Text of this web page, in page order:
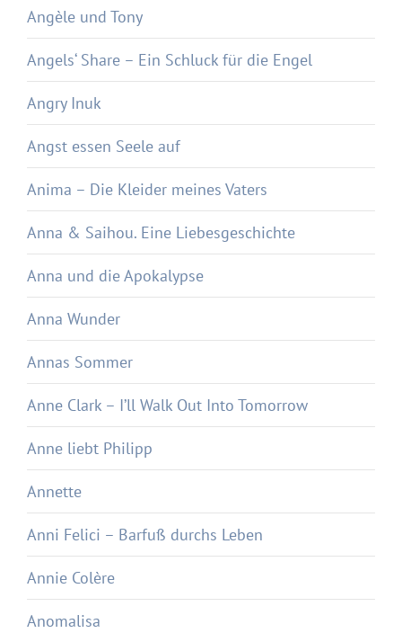
Angèle und Tony
Angels‘ Share – Ein Schluck für die Engel
Angry Inuk
Angst essen Seele auf
Anima – Die Kleider meines Vaters
Anna & Saihou. Eine Liebesgeschichte
Anna und die Apokalypse
Anna Wunder
Annas Sommer
Anne Clark – I’ll Walk Out Into Tomorrow
Anne liebt Philipp
Annette
Anni Felici – Barfuß durchs Leben
Annie Colère
Anomalisa